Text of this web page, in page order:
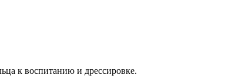
к воспитанию и дрессировке.